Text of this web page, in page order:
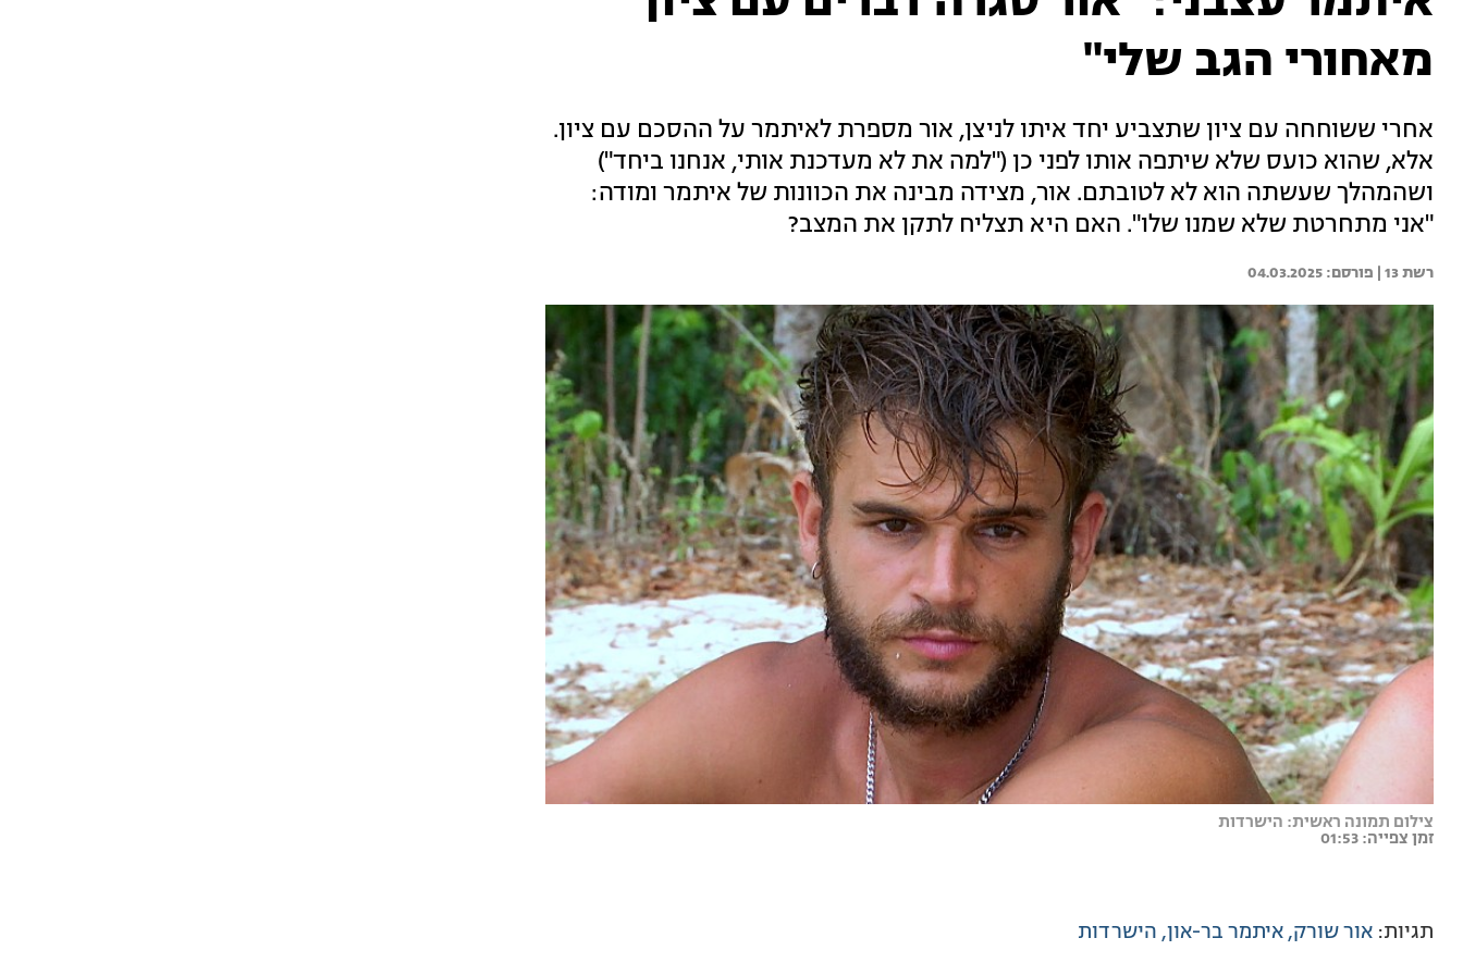
מאחורי הגב שלי"
אחרי ששוחחה עם ציון שתצביע יחד איתו לניצן, אור מספרת לאיתמר על ההסכם עם ציון.
אלא, שהוא כועס שלא שיתפה אותו לפני כן ("למה את לא מעדכנת אותי, אנחנו ביחד")
ושהמהלך שעשתה הוא לא לטובתם. אור, מצידה מבינה את הכוונות של איתמר ומודה:
"אני מתחרטת שלא שמנו שלו". האם היא תצליח לתקן את המצב?
רשת 13 | 04.03.2025
צילום תמונה ראשית: הישרדות
זמן צפייה: 01:53
תגיות: אור שורק איתמר בר-און הישרדות